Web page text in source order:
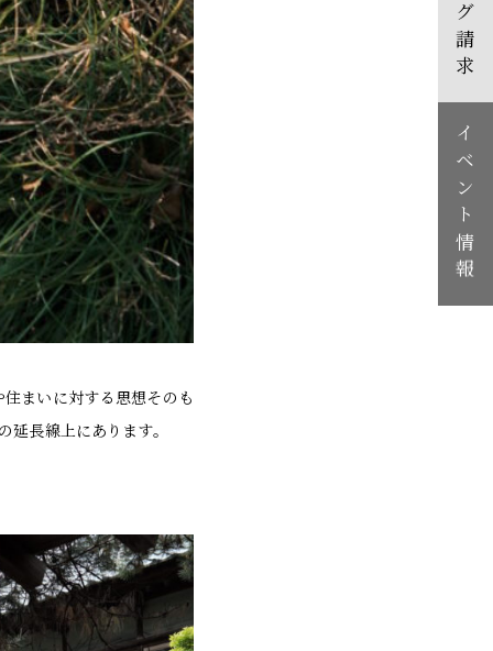
まいに対する思想そのも
長線上にあります。
イベント情報